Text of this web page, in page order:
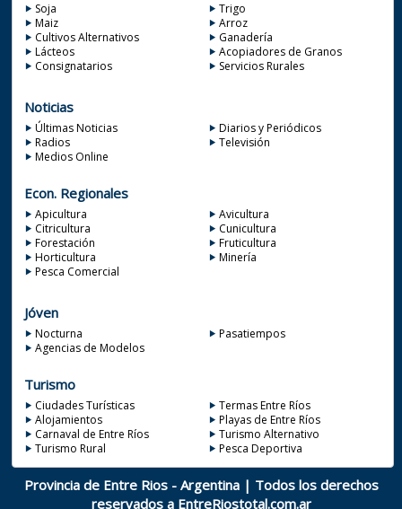
Soja
Trigo
Maiz
Arroz
Cultivos Alternativos
Ganadería
Lácteos
Acopiadores de Granos
Consignatarios
Servicios Rurales
Noticias
Últimas Noticias
Diarios y Periódicos
Radios
Televisión
Medios Online
Econ. Regionales
Apicultura
Avicultura
Citricultura
Cunicultura
Forestación
Fruticultura
Horticultura
Minería
Pesca Comercial
Jóven
Nocturna
Pasatiempos
Agencias de Modelos
Turismo
Ciudades Turísticas
Termas Entre Ríos
Alojamientos
Playas de Entre Ríos
Carnaval de Entre Ríos
Turismo Alternativo
Turismo Rural
Pesca Deportiva
Provincia de Entre Rios - Argentina | Todos los derechos
reservados a EntreRiostotal.com.ar